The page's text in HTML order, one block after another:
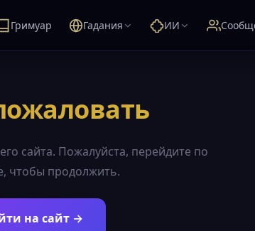
Гримуар Гадания ИИ
сайта. Пожалуйста, перейдите по
чтобы продолжить.
на сайт →